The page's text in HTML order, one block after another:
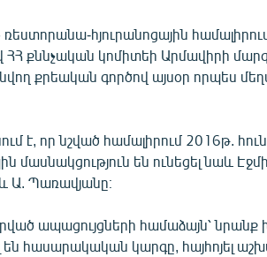
ռեստորանա-հյուրանոցային
քննչական կոմիտեի Արմավիրի
քրեական գործով այսօր որպես
է, որ նշված համալիրում 2016թ.
մասնակցություն են ունեցել նաև
Ա. Պառավյանը։
ապացույցների համաձայն՝ նրանք
հասարակական կարգը, հայհոյել